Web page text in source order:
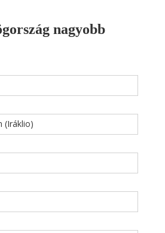
nagyobb
(Iráklio)